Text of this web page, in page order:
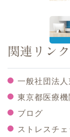
関連リンク
一般社団法
東京都医療
ブログ
ストレスチェ